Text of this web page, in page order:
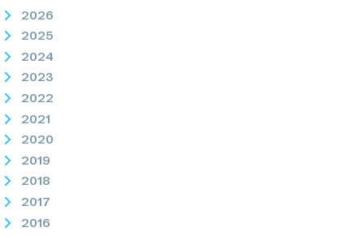
2026
2025
2024
2023
2022
2021
2020
2019
2018
2017
2016